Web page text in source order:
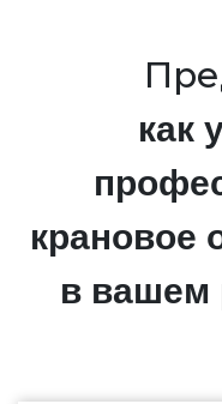
как
крановое
в вашем